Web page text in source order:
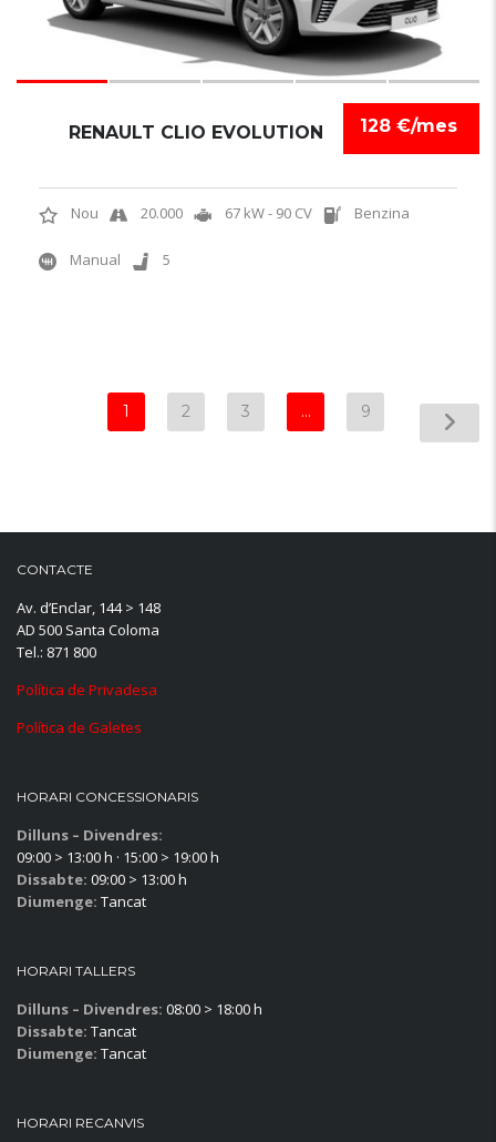
128 €/mes
RENAULT CLIO EVOLUTION
Nou 20.000 67 kW - 90 CV Benzina
Manual 5
1 2 3 … 9
CONTACTE
Av. d’Enclar, 144 > 148
AD 500 Santa Coloma
Tel.: 871 800
Política de Privadesa
Política de Galetes
HORARI CONCESSIONARIS
Dilluns – Divendres:
09:00 > 13:00 h · 15:00 > 19:00 h
Dissabte: 09:00 > 13:00 h
Diumenge: Tancat
HORARI TALLERS
Dilluns – Divendres: 08:00 > 18:00 h
Dissabte: Tancat
Diumenge: Tancat
HORARI RECANVIS